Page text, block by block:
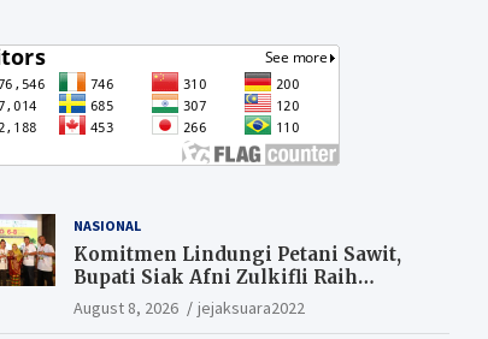
NASIONAL
Komitmen Lindungi Petani Sawit,
Bupati Siak Afni Zulkifli Raih
Penghargaan SIEXPO 2026
August 8, 2026 jejaksuara2022